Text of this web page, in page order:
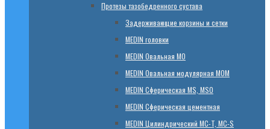
Протезы тазобедренного сустава
Задерживающие корзины и сетки
МЕDIN головки
МЕDIN Овальная MО
МЕDIN Овальная модулярная MOM
МЕDIN Сферическая MS, MSO
МЕDIN Сферическая цементная
МЕDIN Цилиндрический MC-T, MC-S